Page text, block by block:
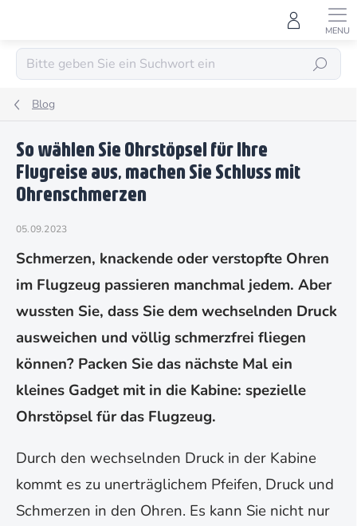
SUCHEN
Blog
So wählen Sie Ohrstöpsel für Ihre
Flugreise aus, machen Sie Schluss mit
Ohrenschmerzen
05.09.2023
Schmerzen, knackende oder verstopfte Ohren
im Flugzeug passieren manchmal jedem. Aber
wussten Sie, dass Sie dem wechselnden Druck
ausweichen und völlig schmerzfrei fliegen
können? Packen Sie das nächste Mal ein
kleines Gadget mit in die Kabine: spezielle
Ohrstöpsel für das Flugzeug.
Durch den wechselnden Druck in der Kabine
kommt es zu unerträglichem Pfeifen, Druck und
Schmerzen in den Ohren. Es kann Sie nicht nur